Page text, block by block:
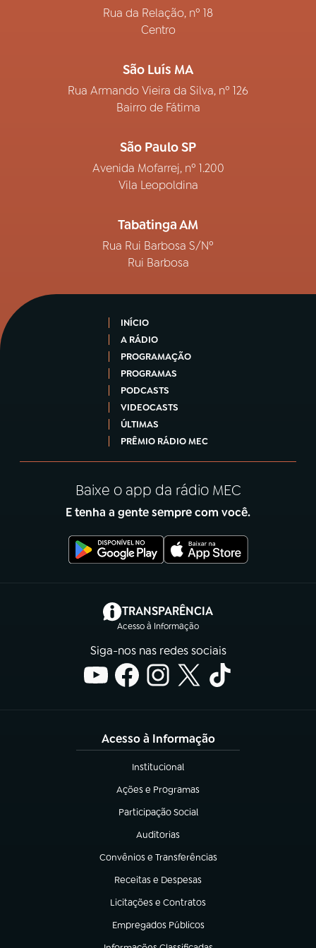
Rua da Relação, nº 18
Centro
São Luís MA
Rua Armando Vieira da Silva, nº 126
Bairro de Fátima
São Paulo SP
Avenida Mofarrej, nº 1.200
Vila Leopoldina
Tabatinga AM
Rua Rui Barbosa S/Nº
Rui Barbosa
INÍCIO
A RÁDIO
PROGRAMAÇÃO
PROGRAMAS
PODCASTS
VIDEOCASTS
ÚLTIMAS
PRÊMIO RÁDIO MEC
Baixe o app da rádio MEC
E tenha a gente sempre com você.
TRANSPARÊNCIA
Acesso à Informação
(abre em nova aba)
Siga-nos nas redes sociais
Acesso à Informação
Institucional
(abre em nova aba)
Ações e Programas
(abre em nova aba)
Participação Social
(abre em nova aba)
Auditorias
(abre em nova aba)
Convênios e Transferências
(abre em nova aba)
Receitas e Despesas
(abre em nova aba)
Licitações e Contratos
(abre em nova aba)
Empregados Públicos
(abre em nova aba)